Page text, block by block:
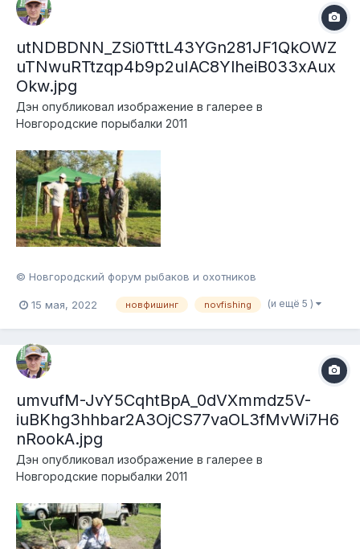
utNDBDNN_ZSi0TttL43YGn281JF1QkOWZ
uTNwuRTtzqp4b9p2uIAC8YlheiB033xAux
Okw.jpg
Дэн опубликовал изображение в галерее в
Новгородские порыбалки 2011
© Новгородский форум рыбаков и охотников
15 мая, 2022 новфишинг novfishing (и ещё 5 )
umvufM-JvY5CqhtBpA_0dVXmmdz5V-
iuBKhg3hhbar2A3OjCS77vaOL3fMvWi7H6
nRookA.jpg
Дэн опубликовал изображение в галерее в
Новгородские порыбалки 2011